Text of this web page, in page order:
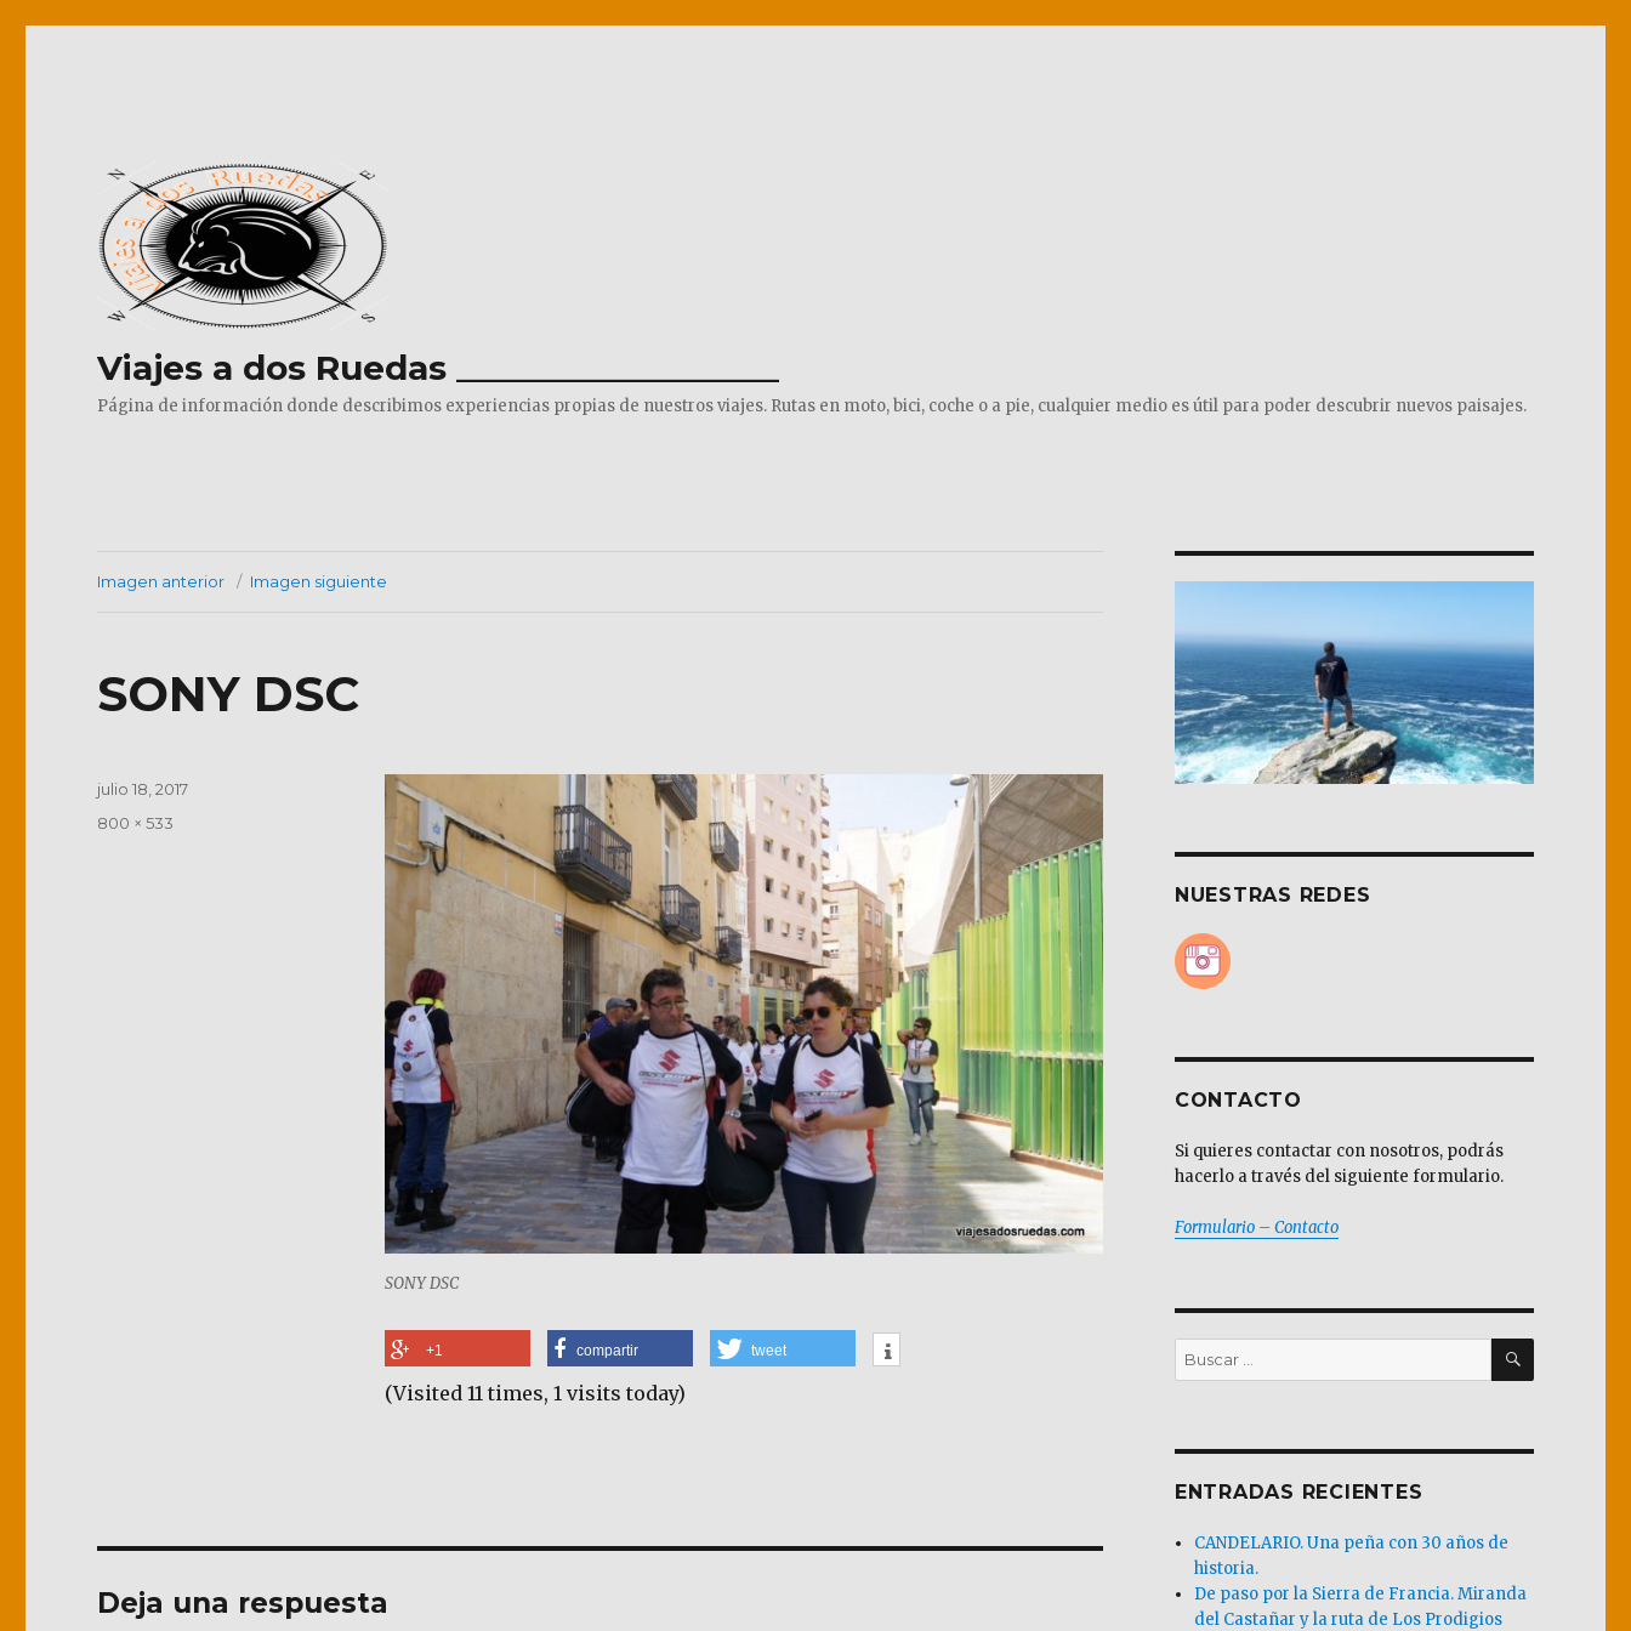
Viajes a dos Ruedas ___________________
Página de información donde describimos experiencias propias de nuestros viajes. Rutas en moto, bici, coche o a pie, cualquier medio es útil para poder descubrir nuevos paisajes.
Imagen anterior Imagen siguiente
SONY DSC
SONY DSC
+1 compartir tweet
(Visited 11 times, 1 visits today)
Publicado
julio 18, 2017
Tamaño
800 × 533
Deja una respuesta
NUESTRAS REDES
CONTACTO
Si quieres contactar con nosotros, podrás
hacerlo a través del siguiente formulario.
Formulario – Contacto
Buscar
por:
BUSCAR
ENTRADAS RECIENTES
CANDELARIO. Una peña con 30 años de
historia.
De paso por la Sierra de Francia. Miranda
del Castañar y la ruta de Los Prodigios